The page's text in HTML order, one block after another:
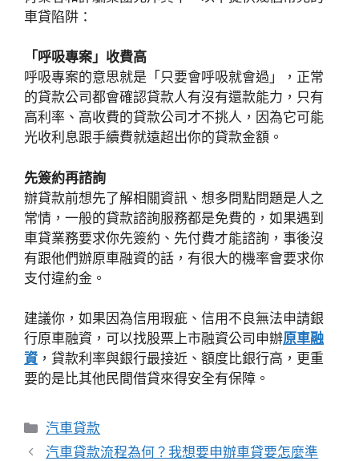
車貸陷阱：
「呼吸專案」收費高
呼吸專案的意思就是「只要會呼吸就會過」，正常
的貸款公司都會確認貸款人有沒有還款能力，只有
高利率、高收費的貸款公司才不挑人，因為它可能
光收利息跟手續費就遠超出你的貸款金額。
先簽約再諮詢
辦貸款前想先了解相關資訊、想多問點問題是人之
常情，一般的貸款諮詢服務都是免費的，如果遇到
車貸業務要求你先簽約、先付費才能諮詢，事後沒
有跟他們辦原車融資的話，有很大的機率會要求你
支付違約金。
建議你，如果因為信用瑕疵、信用不良無法申請銀
行原車融資，可以找股票上市融資公司申辦原車融
資，貸款利率與銀行最接近、額度比銀行高，更重
要的是比其他民間借貸來得安全有保障。
分
類
汽車貸款
汽車貸款流程為何？我想要申辦車貸要怎麼準